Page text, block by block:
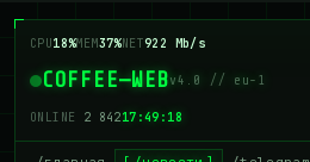
CPU18%MEM36%NET918 Mb/s
COFFEE—WEBv4.0 // eu-1
ONLINE 2 84217:49:19